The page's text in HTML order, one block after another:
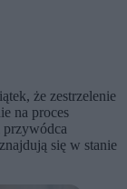
że zestrzelenie
na proces
się w stanie